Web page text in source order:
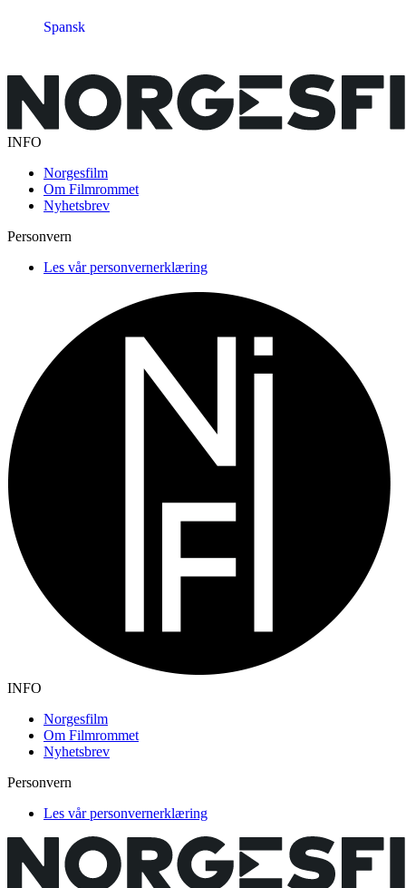
Spansk
INFO
Norgesfilm
Om Filmrommet
Nyhetsbrev
Personvern
Les vår personvernerklæring
INFO
Norgesfilm
Om Filmrommet
Nyhetsbrev
Personvern
Les vår personvernerklæring